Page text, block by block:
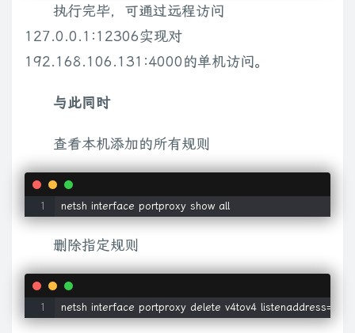
执行完毕，可通过远程访问
127.0.0.1:12306实现对
192.168.106.131:4000的单机访问。
与此同时
查看本机添加的所有规则
netsh interface portproxy show all
删除指定规则
netsh interface portproxy delete v4tov4